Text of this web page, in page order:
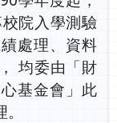
院入學測驗
處理、資料
均委由「財
基金會」此